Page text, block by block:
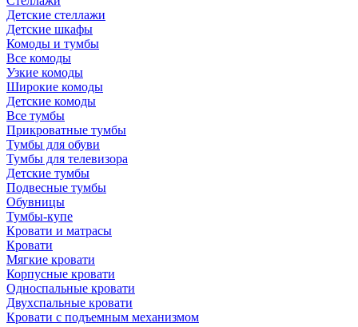
Детские стеллажи
Детские шкафы
Комоды и тумбы
Все комоды
Узкие комоды
Широкие комоды
Детские комоды
Все тумбы
Прикроватные тумбы
Тумбы для обуви
Тумбы для телевизора
Детские тумбы
Подвесные тумбы
Обувницы
Тумбы-купе
Кровати и матрасы
Кровати
Мягкие кровати
Корпусные кровати
Односпальные кровати
Двухспальные кровати
Кровати с подъемным механизмом